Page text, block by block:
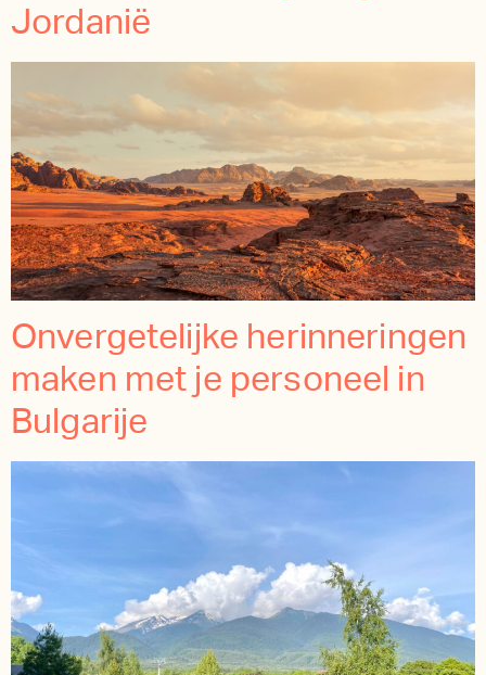
Jordanië
Onvergetelijke herinneringen
maken met je personeel in
Bulgarije